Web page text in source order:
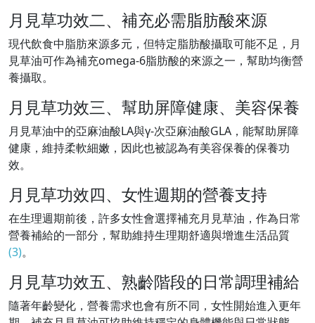
月見草功效二、補充必需脂肪酸來源
現代飲食中脂肪來源多元，但特定脂肪酸攝取可能不足，月
見草油可作為補充omega-6脂肪酸的來源之一，幫助均衡營
養攝取。
月見草功效三、幫助屏障健康、美容保養
月見草油中的亞麻油酸LA與γ-次亞麻油酸GLA，能幫助屏障
健康，維持柔軟細嫩，因此也被認為有美容保養的保養功
效。
月見草功效四、女性週期的營養支持
在生理週期前後，許多女性會選擇補充月見草油，作為日常
營養補給的一部分，幫助維持生理期舒適與增進生活品質
(3)。
月見草功效五、熟齡階段的日常調理補給
隨著年齡變化，營養需求也會有所不同，女性開始進入更年